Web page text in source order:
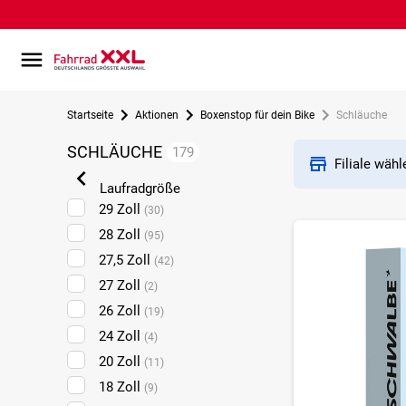
Startseite Aktionen Boxenstop für dein Bike Schläuche
SCHLÄUCHE 179
Laufradgröße
29 Zoll
(30)
28 Zoll (95)
27,5 Zoll (42)
27 Zoll (2)
26 Zoll (19)
24 Zoll (4)
20 Zoll (11)
18 Zoll (9)
Filiale